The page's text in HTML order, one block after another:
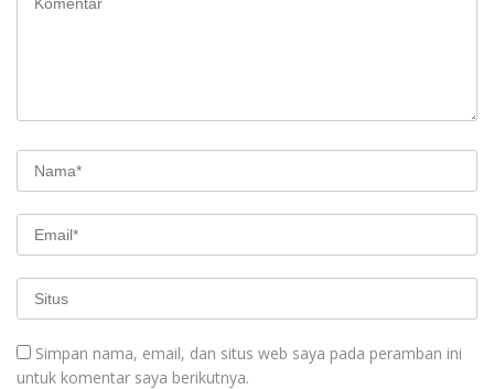
Simpan nama, email, dan situs web saya pada peramban ini
untuk komentar saya berikutnya.